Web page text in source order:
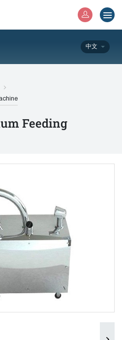
中文
Feeding